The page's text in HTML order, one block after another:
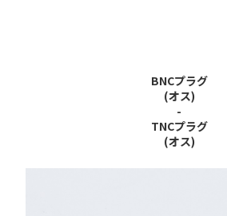
BNCプラグ
(オス)
-
TNCプラグ
(オス)